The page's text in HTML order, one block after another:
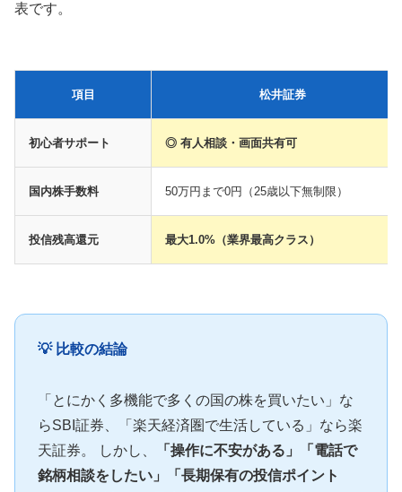
表です。
項目 松井証券
初心者サポート ◎ 有人相談・画面共有可
国内株手数料 50万円まで0円（25歳以下無制限）
投信残高還元 最大1.0%（業界最高クラス）
💡 比較の結論
「とにかく多機能で多くの国の株を買いたい」な
らSBI証券、「楽天経済圏で生活している」なら楽
天証券。 しかし、
「操作に不安がある」「電話で
銘柄相談をしたい」「長期保有の投信ポイント